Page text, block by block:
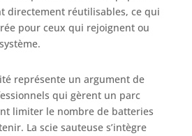
directement réutilisables, ce qui
pour ceux qui rejoignent ou
représente un argument de
qui gèrent un parc
limiter le nombre de batteries
La scie sauteuse s’intègre